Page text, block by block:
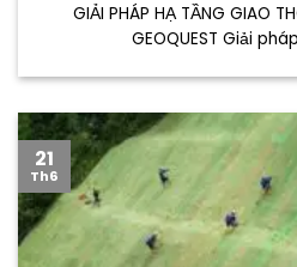
GIẢI PHÁP HẠ TẦNG GIAO
GEOQUEST Giải
21
Th6